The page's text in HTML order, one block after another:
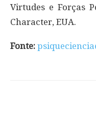
Virtudes e Forças
Character, EUA.
Fonte: